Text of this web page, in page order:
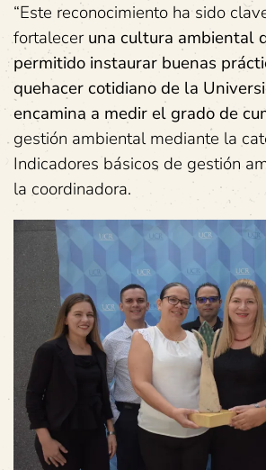
“Este reconocimiento ha sido
fortaleceruna cultura ambiental
permitido instaurar buenas
quehacer cotidiano de la
encamina a medir el grado de
gestión ambiental mediante la
Indicadores básicos de gestión
la coordinadora.